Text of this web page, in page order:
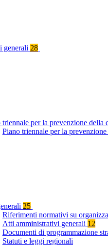
generali 28
triennale per la prevenzione della
Piano triennale per la
25
Riferimenti normativi su
Atti amministrativi generali 12
Documenti di programmazione
Statuti e leggi regionali